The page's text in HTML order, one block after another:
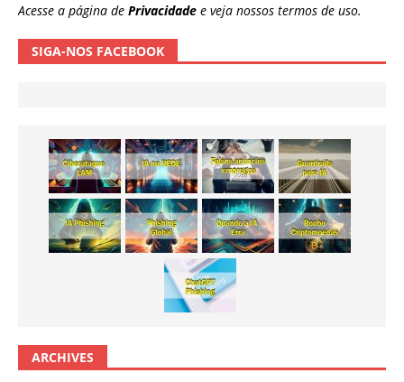
Acesse a página de Privacidade e veja nossos termos de uso.
SIGA-NOS FACEBOOK
ARCHIVES